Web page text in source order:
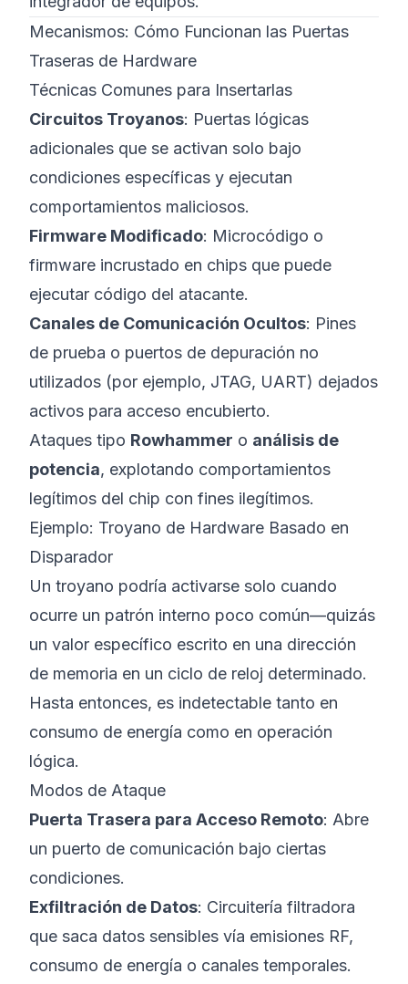
Mecanismos: Cómo Funcionan las Puertas
Traseras de Hardware
Técnicas Comunes para Insertarlas
Circuitos Troyanos: Puertas lógicas
adicionales que se activan solo bajo
condiciones específicas y ejecutan
comportamientos maliciosos.
Firmware Modificado: Microcódigo o
firmware incrustado en chips que puede
ejecutar código del atacante.
Canales de Comunicación Ocultos: Pines
de prueba o puertos de depuración no
utilizados (por ejemplo, JTAG, UART) dejados
activos para acceso encubierto.
Ataques tipo Rowhammer o análisis de
potencia, explotando comportamientos
legítimos del chip con fines ilegítimos.
Ejemplo: Troyano de Hardware Basado en
Disparador
Un troyano podría activarse solo cuando
ocurre un patrón interno poco común—quizás
un valor específico escrito en una dirección
de memoria en un ciclo de reloj determinado.
Hasta entonces, es indetectable tanto en
consumo de energía como en operación
lógica.
Modos de Ataque
Puerta Trasera para Acceso Remoto: Abre
un puerto de comunicación bajo ciertas
condiciones.
Exfiltración de Datos: Circuitería filtradora
que saca datos sensibles vía emisiones RF,
consumo de energía o canales temporales.